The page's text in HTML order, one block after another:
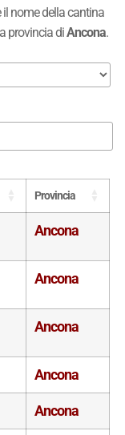
il nome della cantina
provincia diAncona.
Provincia
Ancona
Ancona
Ancona
Ancona
Ancona